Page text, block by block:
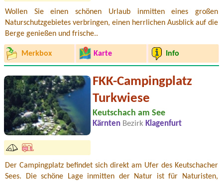
Wollen Sie einen schönen Urlaub inmitten eines großen
Naturschutzgebietes verbringen, einen herrlichen Ausblick auf die
Berge genießen und frische..
Merkbox Karte Info
FKK-Campingplatz
Turkwiese
Keutschach am See
Kärnten Bezirk Klagenfurt
Der Campingplatz befindet sich direkt am Ufer des Keutschacher
Sees. Die schöne Lage inmitten der Natur ist für Naturisten,